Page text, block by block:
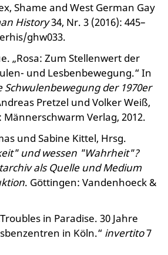
Shame and West German Gay
History34, Nr. 3 (2016): 445–
ghw033.
„Rosa: Zum Stellenwert der
und Lesbenbewegung.“ In
Schwulenbewegung der 1970er
Pretzel und Volker Weiß,
Männerschwarm Verlag, 2012.
und Sabine Kittel, Hrsg.
und wessen "Wahrheit"?
als Quelle und Medium
. Göttingen: Vandenhoeck &
in Paradise. 30 Jahre
in Köln.“ invertito7